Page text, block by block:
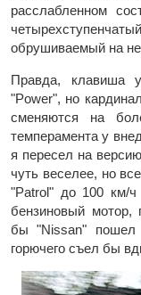
раcслабленном
обрушиваемый на
Правда, клавиша
"Power", но
сменяются на
темперамента у
я пересел на
чуть веселее, но
"Patrol" до 100 км/
бензиновый
бы "Nissan" пошел
горючего съел бы